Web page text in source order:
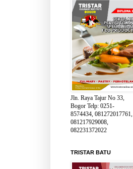
Jln. Raya Tajur No 33,
Bogor Telp: 0251-
8574434, 081272017761,
081217929008,
082231372022
TRISTAR BATU